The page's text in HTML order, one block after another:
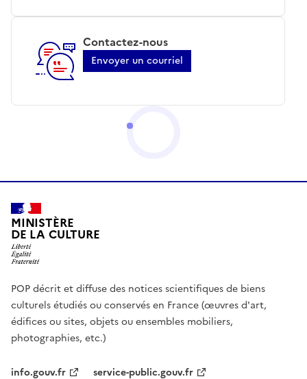
Contactez-nous
Envoyer un courriel
MINISTÈRE
DE LA CULTURE
POP décrit et diffuse des notices scientifiques de biens
culturels étudiés ou conservés en France (œuvres d'art,
édifices ou sites, objets ou ensembles mobiliers,
photographies, etc.)
info.gouv.fr service-public.gouv.fr